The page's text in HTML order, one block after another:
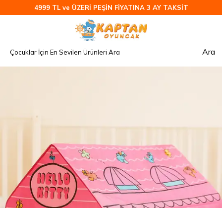
4999 TL ve ÜZERİ PEŞİN FİYATINA 3 AY TAKSİT
Ara